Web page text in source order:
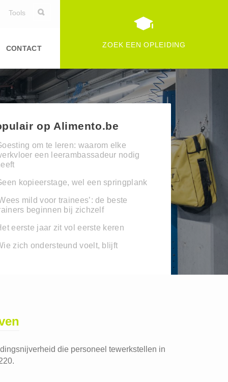
Tools
CONTACT ZOEK EEN OPLEIDING
op Alimento.be
om te leren: waarom elke
een leerambassadeur nodig
kopieerstage, wel een springplank
mild voor trainees’: de beste
beginnen bij zichzelf
eerste jaar zit vol eerste keren
zich ondersteund voelt, blijft
die personeel tewerkstellen in